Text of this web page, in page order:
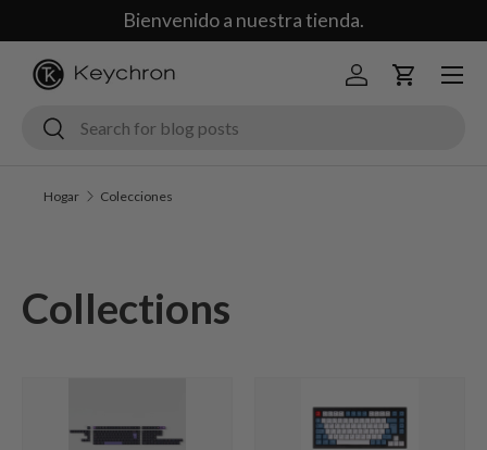
Saltar al contenido
Bienvenido a nuestra tienda.
Buscar
Buscar
Iniciar sesión
Carrito
Menú
Hogar Colecciones
Collections